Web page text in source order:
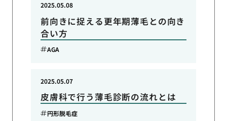
前向きに捉える更年期薄毛との向き
合い方
2025.05.08
AGA
皮膚科で行う薄毛診断の流れとは
2025.05.07
円形脱毛症